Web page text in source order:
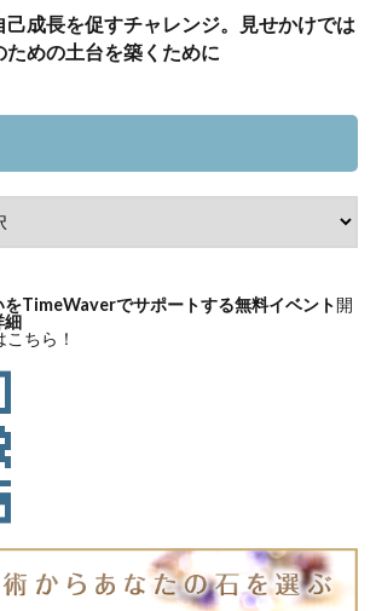
己成長を促すチャレンジ。見せかけでは
めの土台を築くために
をTimeWaverでサポートする無料イベント開
細
ちら！